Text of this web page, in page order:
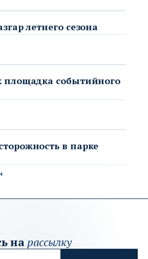
летнего сезона
площадка событийного
в парке
на рассылку